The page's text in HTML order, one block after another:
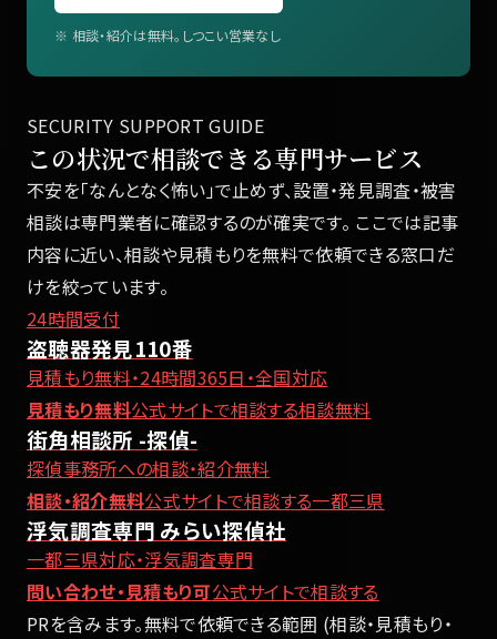
※ 相談・紹介は無料。しつこい営業なし
SECURITY SUPPORT GUIDE
この状況で相談できる専門サービス
不安を「なんとなく怖い」で止めず、設置・発見調査・被害
相談は専門業者に確認するのが確実です。 ここでは記事
内容に近い、相談や見積もりを無料で依頼できる窓口だ
けを絞っています。
24時間受付
盗聴器発見110番
見積もり無料・24時間365日・全国対応
見積もり無料公式サイトで相談する相談無料
街角相談所 -探偵-
探偵事務所への相談・紹介無料
相談・紹介無料公式サイトで相談する一都三県
浮気調査専門 みらい探偵社
一都三県対応・浮気調査専門
問い合わせ・見積もり可公式サイトで相談する
PRを含みます。無料で依頼できる範囲 (相談・見積もり・